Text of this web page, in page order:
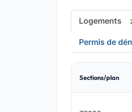
Logements
Permis de
Sections/plan